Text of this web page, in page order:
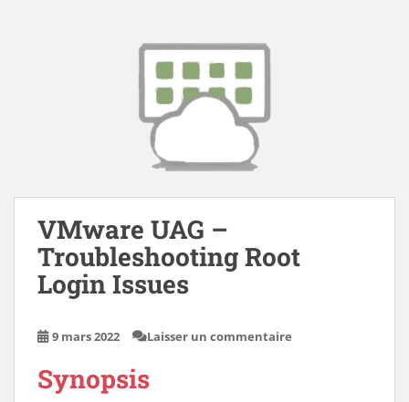
VMware UAG –
Troubleshooting Root
Login Issues
9 mars 2022 Laisser un commentaire
Synopsis